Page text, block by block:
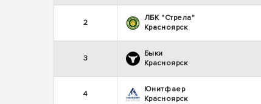
2
ЛБК "Стрела"
Красноярск
3
Быки
Красноярск
4
Юнитфаер
Красноярск